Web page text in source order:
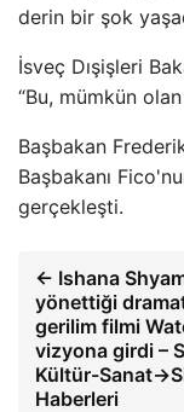
derin bir şok
İsveç Dışişleri
“Bu, mümkün
Başbakan
Başbakanı
gerçekleşti.
← Ishana
yönettiği
gerilim filmi
vizyona girdi –
Kültür-Sanat-
Haberleri